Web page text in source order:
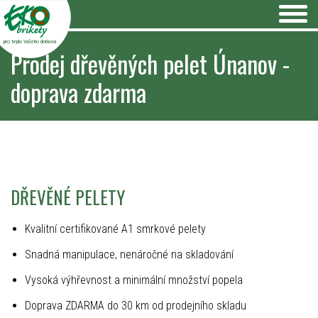
pro teplo Vašeho domova
Prodej dřevěných pelet Únanov -
doprava zdarma
DŘEVĚNÉ PELETY
Kvalitní certifikované A1 smrkové pelety
Snadná manipulace, nenáročné na skladování
Vysoká výhřevnost a minimální množství popela
Doprava ZDARMA do 30 km od prodejního skladu